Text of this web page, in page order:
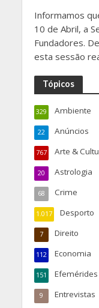
Informamos
10 de Abril, a
Fundadores.
esta sessão
Tópicos
Ambiente
329
Anúncios
22
Arte &
767
Astrologia
20
Crime
68
Desporto
1.017
Direito
7
Economia
112
151
Entrevistas
9